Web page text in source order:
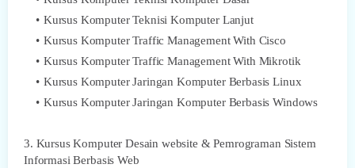
Kursus Komputer Teknisi Komputer Lanjut
Kursus Komputer Traffic Management With Cisco
Kursus Komputer Traffic Management With Mikrotik
Kursus Komputer Jaringan Komputer Berbasis Linux
Kursus Komputer Jaringan Komputer Berbasis Windows
3. Kursus Komputer Desain website & Pemrograman Sistem
Informasi Berbasis Web